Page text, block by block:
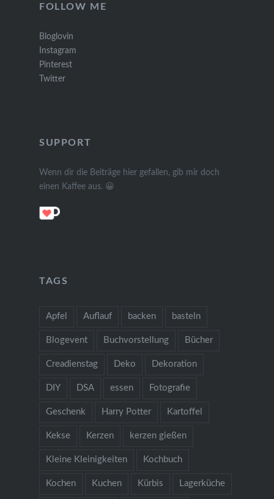
FOLLOW ME
Bloglovin
Instagram
Pinterest
Twitter
SUPPORT
Wenn dir die Beiträge hier gefallen, gib mir doch
einen Kaffee aus. 😀
TAGS
Apfel Auflauf backen basteln
Blogevent Buchvorstellung Bücher
Creadienstag Deko Dekoration
DIY DSA essen Fotografie
Geschenk Harry Potter Kartoffel
Kekse Kerzen kerzen gießen
Kleine Kleinigkeiten Kochbuch
Kochen Kuchen Kürbis Lagerküche